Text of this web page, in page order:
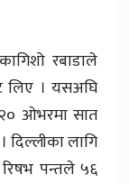
रबाडाले
लिए । यसअघि
ओभरमा सात
लागि
पन्तले ५६